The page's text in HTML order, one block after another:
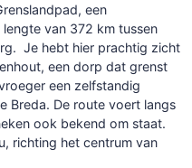
een
van 372 km tussen
Je hebt hier prachtig zicht
een dorp dat grenst
een zelfstandig
Breda. De route voert langs
ook bekend om staat.
richting het centrum van